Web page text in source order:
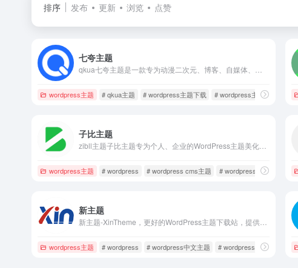
排序 发布 更新 浏览 点赞
七夸主题
wordpress主题 # qkua主题 # wordpress主题下载 # wordpress主题模板
子比主题
wordpress主题 # wordpress # wordpress cms主题 # wordpress中文主题
新主题
wordpress主题 # wordpress # wordpress中文主题 # wordpress主题